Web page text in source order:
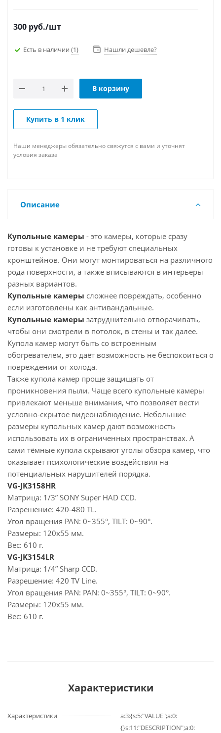
300 руб./шт
Есть в наличии (1) Нашли дешевле?
В корзину
Купить в 1 клик
Наши менеджеры обязательно свяжутся с вами и уточнят
условия заказа
Описание
Купольные камеры - это камеры, которые сразу
готовы к установке и не требуют специальных
кронштейнов. Они могут монтироваться на различного
рода поверхности, а также вписываются в интерьеры
разных вариантов.
Купольные камеры сложнее повреждать, особенно
если изготовлены как антивандальные.
Купольные камеры затруднительно отворачивать,
чтобы они смотрели в потолок, в стены и так далее.
Купола камер могут быть со встроенным
обогревателем, это даёт возможность не беспокоиться о
повреждении от холода.
Также купола камер проще защищать от
проникновения пыли. Чаще всего купольные камеры
привлекают меньше внимания, что позволяет вести
условно-скрытое видеонаблюдение. Небольшие
размеры купольных камер дают возможность
использовать их в ограниченных пространствах. А
сами тёмные купола скрывают уголы обзора камер, что
оказывает психологические воздействия на
потенциальных нарушителей порядка.
VG-JK3158HR
Матрица: 1/3” SONY Super HAD CCD.
Разрешение: 420-480 TL.
Угол вращения PAN: 0~355°, TILT: 0~90°.
Размеры: 120x55 мм.
Вес: 610 г.
VG-JK3154LR
Матрица: 1/4” Sharp CCD.
Разрешение: 420 TV Line.
Угол вращения PAN: PAN: 0~355°, TILT: 0~90°.
Размеры: 120x55 мм.
Вес: 610 г.
Характеристики
Характеристики
a:3:{s:5:"VALUE";a:0:
{}s:11:"DESCRIPTION";a:0: